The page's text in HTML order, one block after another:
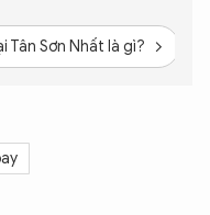
Tân Sơn Nhất là gì?